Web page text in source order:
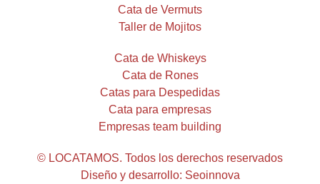
Cata de Vermuts
Taller de Mojitos
Cata de Whiskeys
Cata de Rones
Catas para Despedidas
Cata para empresas
Empresas team building
© LOCATAMOS. Todos los derechos reservados
Diseño y desarrollo: Seoinnova